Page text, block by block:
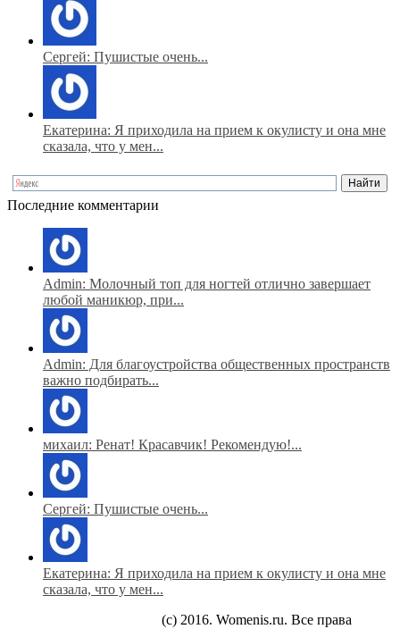
Сергей: Пушистые очень...
Екатерина: Я приходила на прием к окулисту и она мне
сказала, что у мен...
Последние комментарии
Admin: Молочный топ для ногтей отлично завершает
любой маникюр, при...
Admin: Для благоустройства общественных пространств
важно подбирать...
михаил: Ренат! Красавчик! Рекомендую!...
Сергей: Пушистые очень...
Екатерина: Я приходила на прием к окулисту и она мне
сказала, что у мен...
(c) 2016. Womenis.ru. Все права